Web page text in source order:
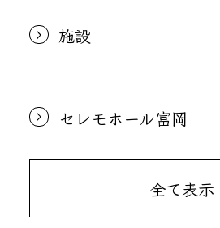
施設
セレモホール富岡
全て表示